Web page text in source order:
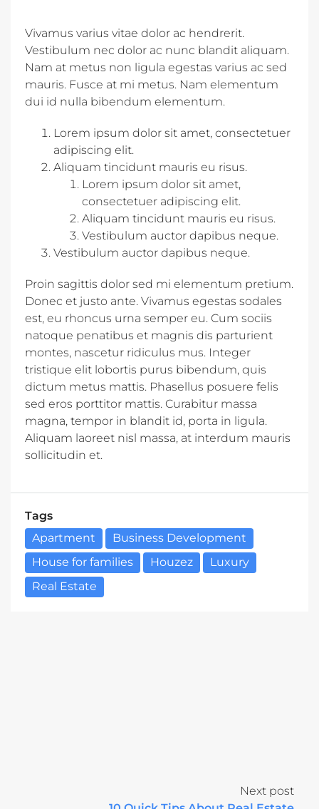
Vivamus varius vitae dolor ac hendrerit.
Vestibulum nec dolor ac nunc blandit aliquam.
Nam at metus non ligula egestas varius ac sed
mauris. Fusce at mi metus. Nam elementum
dui id nulla bibendum elementum.
Lorem ipsum dolor sit amet, consectetuer
adipiscing elit.
Aliquam tincidunt mauris eu risus.
Lorem ipsum dolor sit amet,
consectetuer adipiscing elit.
Aliquam tincidunt mauris eu risus.
Vestibulum auctor dapibus neque.
Vestibulum auctor dapibus neque.
Proin sagittis dolor sed mi elementum pretium.
Donec et justo ante. Vivamus egestas sodales
est, eu rhoncus urna semper eu. Cum sociis
natoque penatibus et magnis dis parturient
montes, nascetur ridiculus mus. Integer
tristique elit lobortis purus bibendum, quis
dictum metus mattis. Phasellus posuere felis
sed eros porttitor mattis. Curabitur massa
magna, tempor in blandit id, porta in ligula.
Aliquam laoreet nisl massa, at interdum mauris
sollicitudin et.
Tags
Apartment
Business Development
House for families
Houzez
Luxury
Real Estate
Next post